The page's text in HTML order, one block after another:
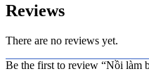
Reviews
There are no reviews yet.
Be the first to review “Nồi làm